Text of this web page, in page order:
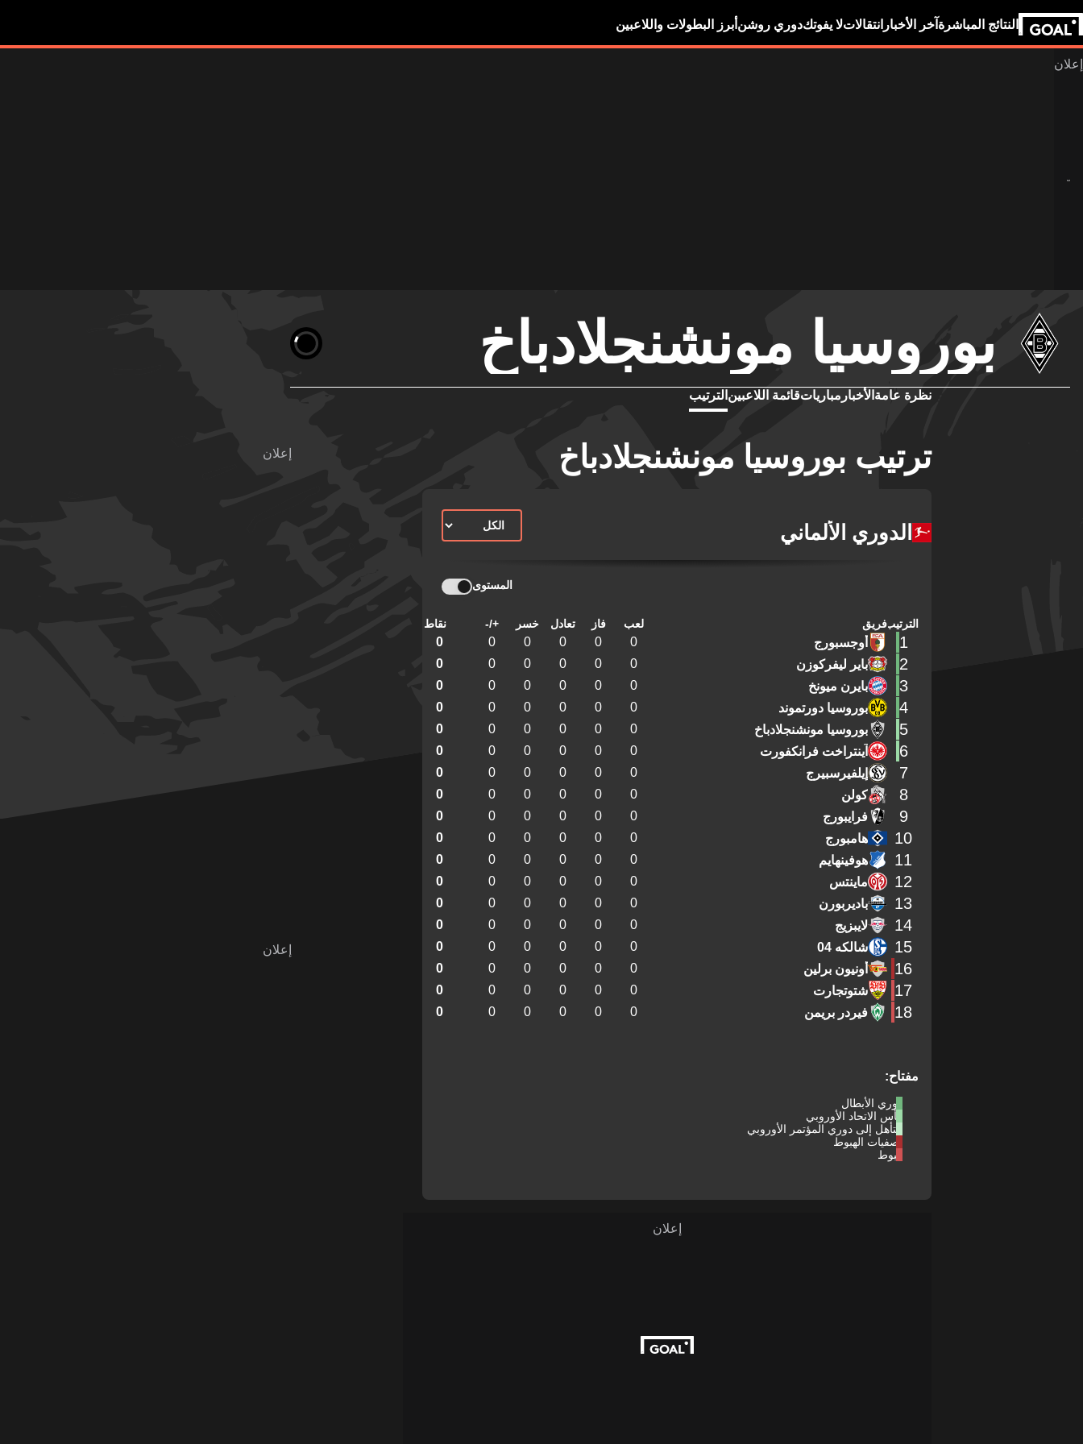
النتائج المباشرة آخر الأخبار انتقالاتلا يفوتكدوري روشن أبرز البطولات واللاعبين
بوروسيا مونشنجلادباخ
نظرة عامة الأخبار مبارياتقائمة اللاعبين الترتيب
ترتيب بوروسيا مونشنجلادباخ
الدوري الألماني
المستوى
مفتاح:
دوري الأبطال
كأس الاتحاد الأوروبي
التأهل إلى دوري المؤتمر الأوروبي
تصفيات الهبوط
هبوط
الترتيبفريق لعب فاز تعادل خسر +/- نقاط
1 أوجسبورج 0
0
0
0
0
0
2 باير ليفركوزن 0
0
0
0
0
0
3 بايرن ميونخ 0
0
0
0
0
0
4 بوروسيا دورتموند 0
0
0
0
0
0
5 بوروسيا مونشنجلادباخ 0
0
0
0
0
0
6 آينتراخت فرانكفورت 0
0
0
0
0
0
7 إيلفيرسبيرج 0
0
0
0
0
0
8 كولن 0
0
0
0
0
0
9 فرايبورج 0
0
0
0
0
0
10 هامبورج 0
0
0
0
0
0
11 هوفينهايم 0
0
0
0
0
0
12 ماينتس 0
0
0
0
0
0
13 باديربورن 0
0
0
0
0
0
14 لايبزيج 0
0
0
0
0
0
15 شالكه 04 0
0
0
0
0
0
16 أونيون برلين 0
0
0
0
0
0
17 شتوتجارت 0
0
0
0
0
0
18 فيردر بريمن 0
0
0
0
0
0